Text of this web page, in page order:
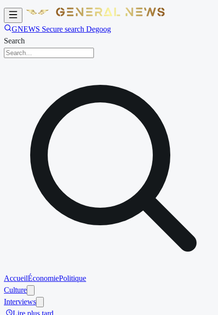
GNEWS Secure search Degoog
Search
AccueilÉconomiePolitique
Culture
Interviews
Lire plus tard